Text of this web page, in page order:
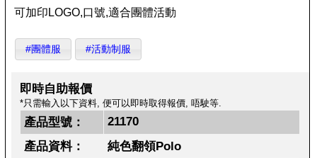
可加印LOGO,口號,適合團體活動
#團體服 #活動制服
即時自助報價
*只需輸入以下資料, 便可以即時取得報價, 唔駛等.
產品型號：
21170
產品資料：
純色翻領Polo